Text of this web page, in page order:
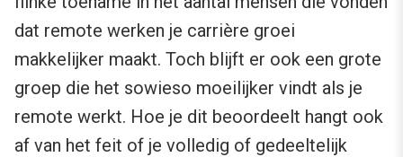
dat remote werken je carrière groei
makkelijker maakt. Toch blijft er ook een grote
groep die het sowieso moeilijker vindt als je
remote werkt. Hoe je dit beoordeelt hangt ook
af van het feit of je volledig of gedeeltelijk